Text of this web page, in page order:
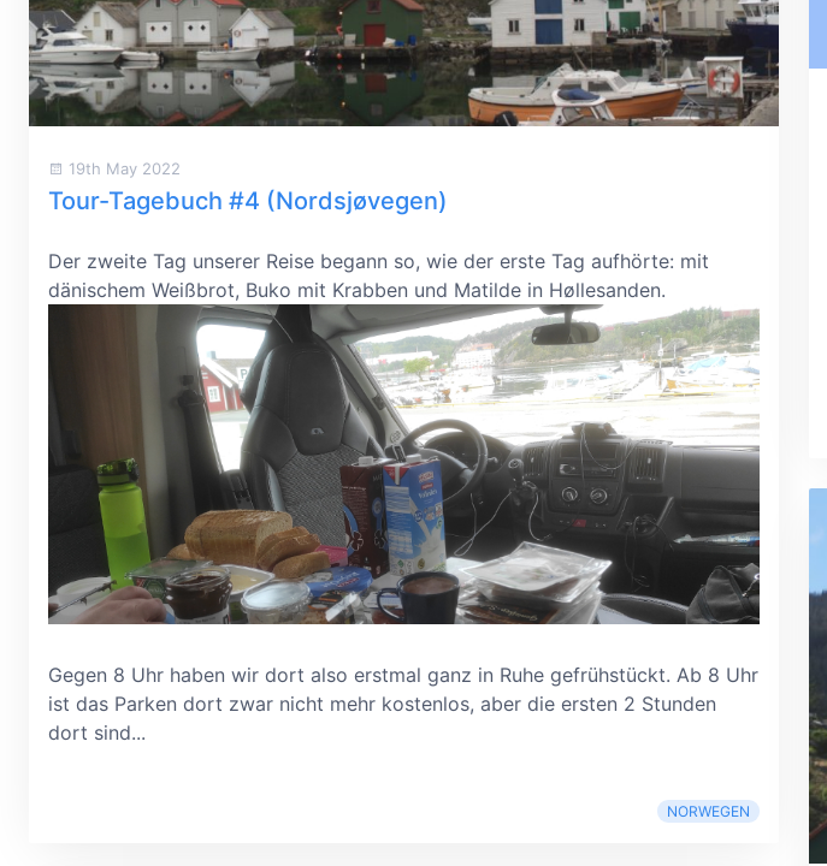
19th May 2022
Tour-Tagebuch #4 (Nordsjøvegen)
Der zweite Tag unserer Reise begann so, wie der erste Tag aufhörte: mit
dänischem Weißbrot, Buko mit Krabben und Matilde in Høllesanden.
Gegen 8 Uhr haben wir dort also erstmal ganz in Ruhe gefrühstückt. Ab 8 Uhr
ist das Parken dort zwar nicht mehr kostenlos, aber die ersten 2 Stunden
dort sind...
NORWEGEN